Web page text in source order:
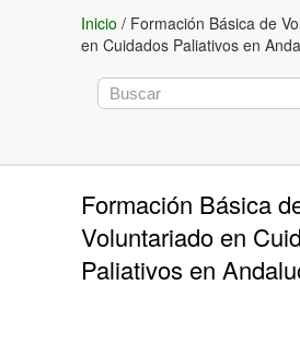
Inicio / Formación Básica de
en Cuidados Paliativos en
Formación Básica
Voluntariado en
Paliativos en